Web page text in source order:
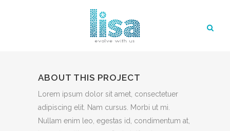
ABOUT THIS PROJECT
Lorem ipsum dolor sit amet, consectetuer
adipiscing elit. Nam cursus. Morbi ut mi.
Nullam enim leo, egestas id, condimentum at,